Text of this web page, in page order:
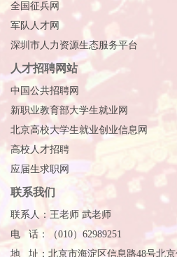
全国征兵网
军队人才网
深圳市人力资源生态服务平台
人才招聘网站
中国公共招聘网
新职业教育部大学生就业网
北京高校大学生就业创业信息网
高校人才招聘
应届生求职网
联系我们
联系人：王老师 武老师
电 话：（010）62989251
地 址：北京市海淀区信息路48号北京